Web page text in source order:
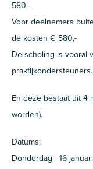
580,-
Voor deelnemers
de kosten € 580,-
De scholing is vooral
praktijkondersteuners.
En deze bestaat uit 4
worden).
Datums:
Donderdag 16